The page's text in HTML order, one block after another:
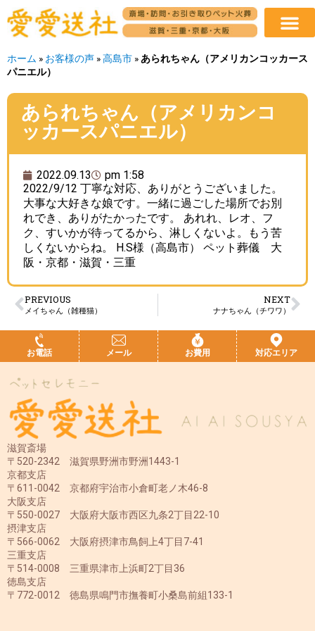
ホーム » お客様の声 »高島市 »あられちゃん（アメリカンコッカース
パニエル）
あられちゃん（アメリカンコ
ッカースパニエル）
2022.09.13
pm 1:58
2022/9/12 丁寧な対応、ありがとうございました。
大事な大好きな娘です。一緒に過ごした場所でお別
れでき、ありがたかったです。 あれれ、レオ、フ
ク、すいかが待ってるから、淋しくないよ。もう苦
しくないからね。 H.S様（高島市） ペット葬儀 大
阪・京都・滋賀・三重
PREVIOUS
メイちゃん（雑種猫）
NEXT
ナナちゃん（チワワ）
お電話 メール お費用 対応エリア
滋賀斎場
〒520-2342 滋賀県野洲市野洲1443-1
京都支店
〒611-0042 京都府宇治市小倉町老ノ木46-8
大阪支店
〒550-0027 大阪府大阪市西区九条2丁目22-10
摂津支店
〒566-0062 大阪府摂津市鳥飼上4丁目7-41
三重支店
〒514-0008 三重県津市上浜町2丁目36
徳島支店
〒772-0012 徳島県鳴門市撫養町小桑島前組133-1